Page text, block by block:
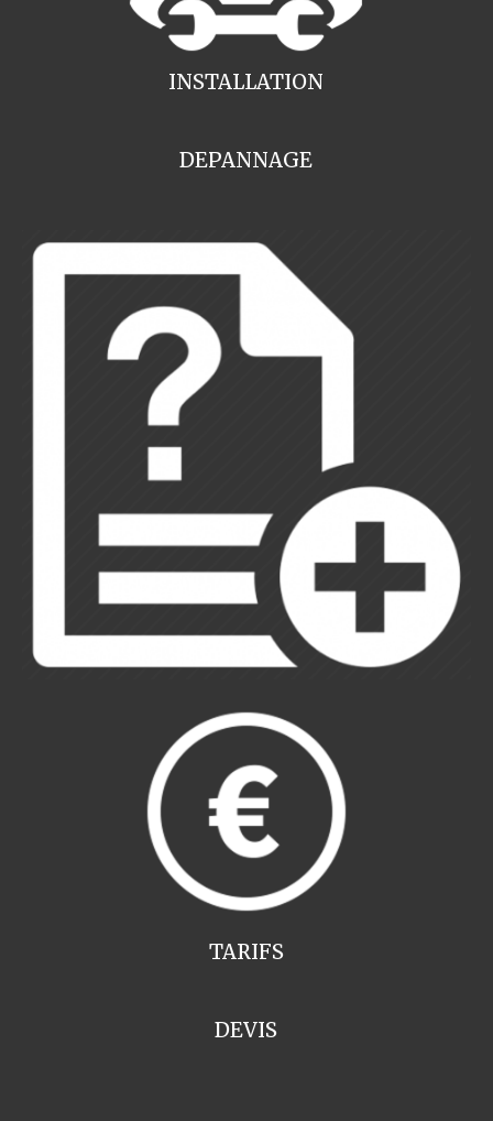
INSTALLATION
DEPANNAGE
TARIFS
DEVIS